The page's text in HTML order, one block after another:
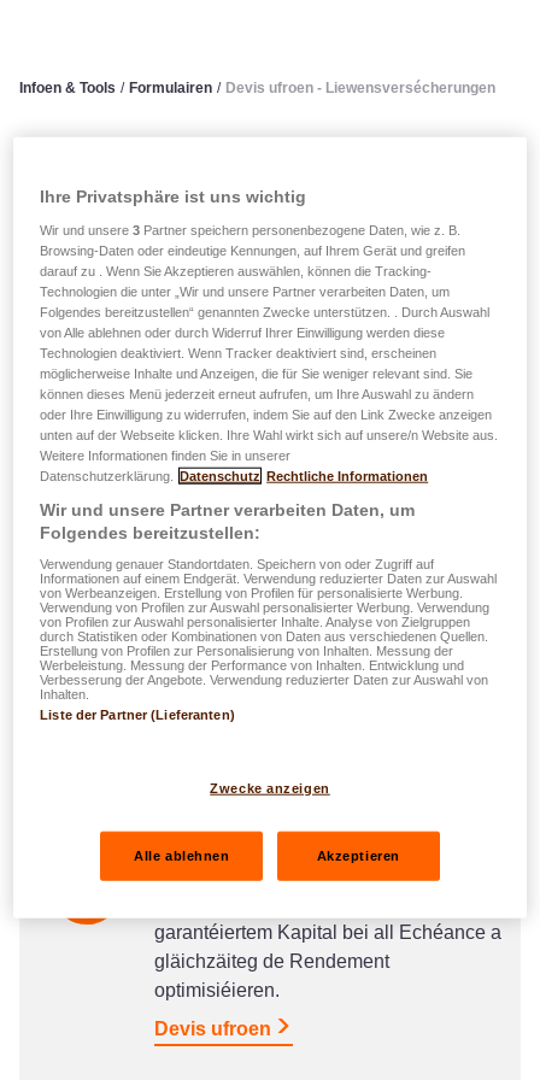
Infoen & Tools / Formulairen / Devis ufroen - Liewensversécherungen
Liewensversécherungen
Wat ass Äert Zil?
Är Léifste schützen
Schützt Är Léifsten am Fall vun Doud
an/oder spuert fir Liewen nom Enn vum
Kontrakt (+ Steierergewënn)
Devis ufroen
Zousätzlech Erspuernesser opbauen
Spuere fir en zousätzlecht Akommes no
Ärem Aarbechtsliewen ze garantéieren
(+ Steierergewënn)
Spuere mat garantéierte Kapital
garantéiertem Kapital bei all Echéance a
gläichzäiteg de Rendement
optimisiéieren.
Devis ufroen
Ihre Privatsphäre ist uns wichtig
Wir und unsere3 Partner speichern personenbezogene Daten, wie z. B.
Browsing-Daten oder eindeutige Kennungen, auf Ihrem Gerät und greifen
darauf zu . Wenn Sie Akzeptieren auswählen, können die Tracking-
Technologien die unter „Wir und unsere Partner verarbeiten Daten, um
Folgendes bereitzustellen“ genannten Zwecke unterstützen. . Durch Auswahl
von Alle ablehnen oder durch Widerruf Ihrer Einwilligung werden diese
Technologien deaktiviert. Wenn Tracker deaktiviert sind, erscheinen
möglicherweise Inhalte und Anzeigen, die für Sie weniger relevant sind. Sie
können dieses Menü jederzeit erneut aufrufen, um Ihre Auswahl zu ändern
oder Ihre Einwilligung zu widerrufen, indem Sie auf den Link Zwecke anzeigen
unten auf der Webseite klicken. Ihre Wahl wirkt sich auf unsere/n Website aus.
Weitere Informationen finden Sie in unserer
Datenschutzerklärung.
Datenschutz Rechtliche Informationen
Wir und unsere Partner verarbeiten Daten, um
Folgendes bereitzustellen:
Verwendung genauer Standortdaten. Speichern von oder Zugriff auf
Informationen auf einem Endgerät. Verwendung reduzierter Daten zur Auswahl
von Werbeanzeigen. Erstellung von Profilen für personalisierte Werbung.
Verwendung von Profilen zur Auswahl personalisierter Werbung. Verwendung
von Profilen zur Auswahl personalisierter Inhalte. Analyse von Zielgruppen
durch Statistiken oder Kombinationen von Daten aus verschiedenen Quellen.
Erstellung von Profilen zur Personalisierung von Inhalten. Messung der
Werbeleistung. Messung der Performance von Inhalten. Entwicklung und
Verbesserung der Angebote. Verwendung reduzierter Daten zur Auswahl von
Inhalten.
Liste der Partner (Lieferanten)
Zwecke anzeigen
Alle ablehnen Akzeptieren